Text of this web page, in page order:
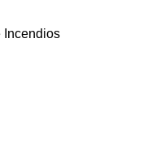
Incendios